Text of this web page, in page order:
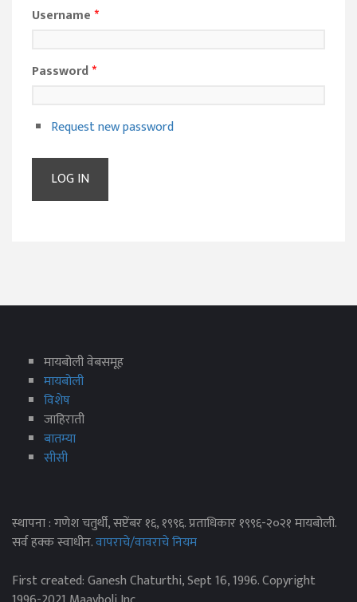
Username*
Password*
Request new password
मायबोली वेबसमूह
मायबोली
विशेष
जाहिराती
बातम्या
सीसी
स्थापना : गणेश चतुर्थी, सप्टेंबर १६, १९९६. प्रताधिकार १९९६-२०२१ मायबोली.
सर्व हक्क स्वाधीन.वापराचे/वावराचे नियम
First created: Ganesh Chaturthi, Sept 16, 1996. Copyright